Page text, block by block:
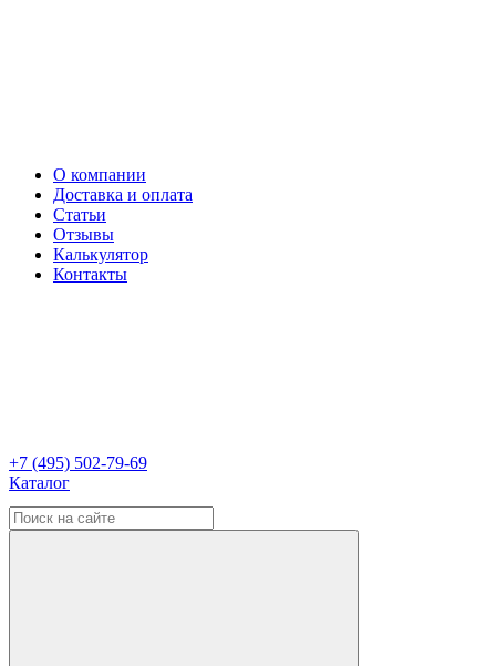
О компании
Доставка и оплата
Статьи
Отзывы
Калькулятор
Контакты
+7 (495) 502-79-69
Каталог